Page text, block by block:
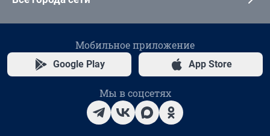
Мобильное приложение
Google Play App Store
Мы в соцсетях